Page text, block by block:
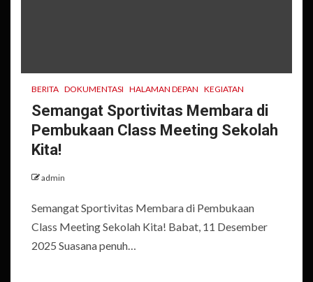
BERITA DOKUMENTASI HALAMAN DEPAN KEGIATAN
Semangat Sportivitas Membara di
Pembukaan Class Meeting Sekolah
Kita!
admin
Semangat Sportivitas Membara di Pembukaan
Class Meeting Sekolah Kita! Babat, 11 Desember
2025 Suasana penuh…